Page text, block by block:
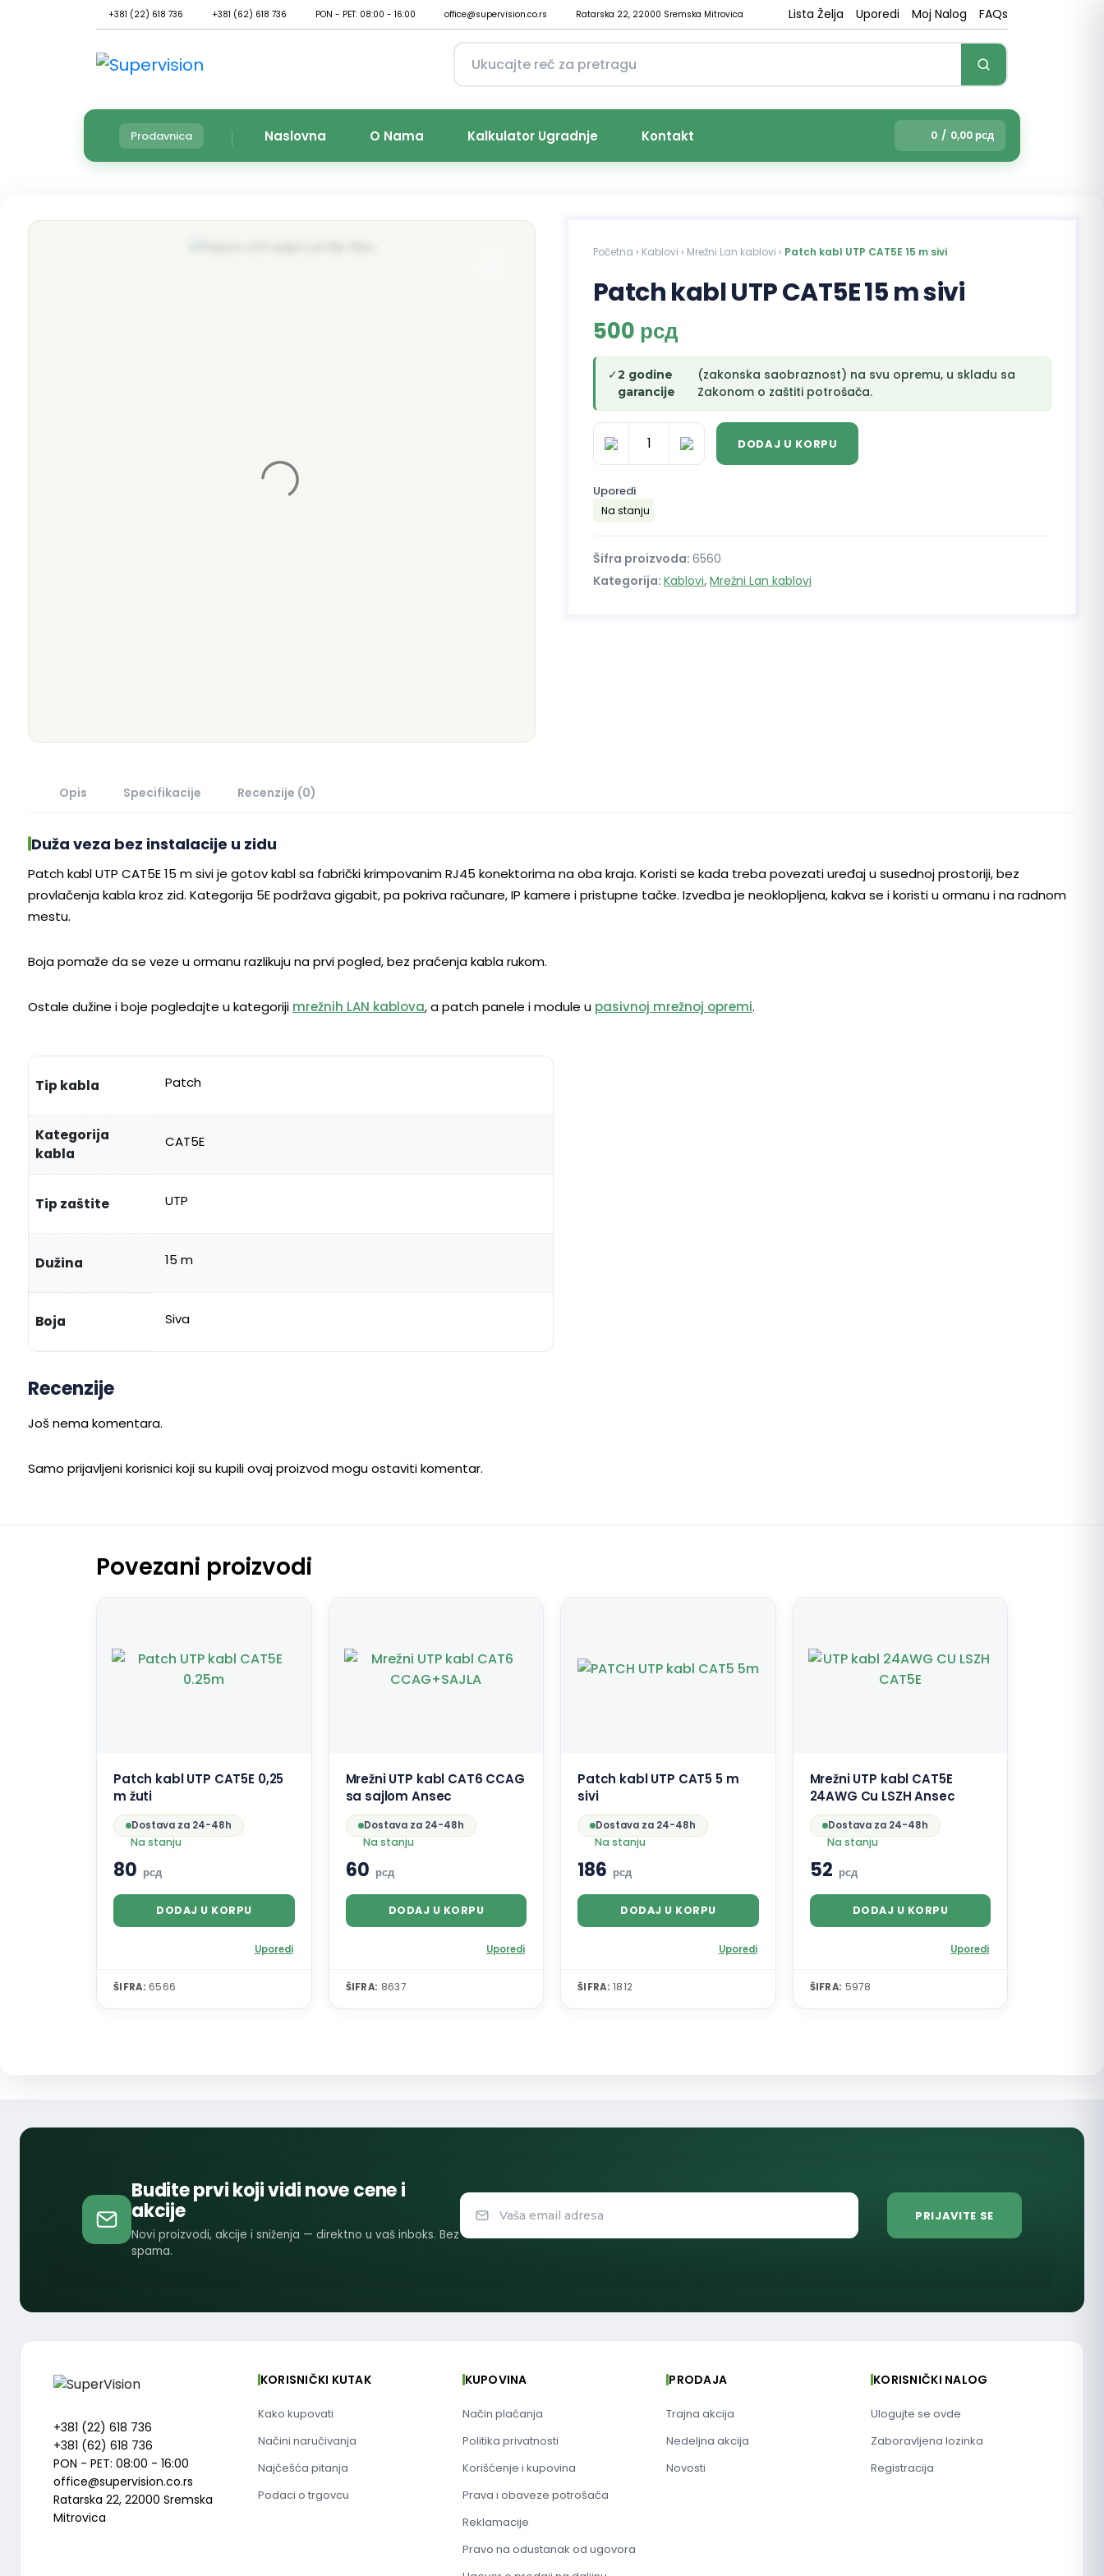
+381 (22) 618 736 +381 (62) 618 736 PON - PET: 08:00 - 16:00 office@supervision.co.rs Ratarska 22, 22000 Sremska Mitrovica Lista Želja Uporedi Moj Nalog FAQs
Prodavnica Naslovna O Nama Kalkulator Ugradnje Kontakt 0 / 0,00 рсд
Početna › Kablovi › Mrežni Lan kablovi › Patch kabl UTP CAT5E 15 m sivi
Patch kabl UTP CAT5E 15 m sivi
500 рсд
✓2 godine
garancije
(zakonska saobraznost) na svu opremu, u skladu sa
Zakonom o zaštiti potrošača.
Patch
kabl
UTP
CAT5E
sivi
količina
DODAJ U KORPU
Uporedi
Na stanju
Šifra proizvoda: 6560
Kategorija: Kablovi, Mrežni Lan kablovi
Opis Specifikacije Recenzije (0)
Duža veza bez instalacije u zidu
Patch kabl UTP CAT5E 15 m sivi je gotov kabl sa fabrički krimpovanim RJ45 konektorima na oba kraja. Koristi se kada treba povezati uređaj u susednoj prostoriji, bez
provlačenja kabla kroz zid. Kategorija 5E podržava gigabit, pa pokriva računare, IP kamere i pristupne tačke. Izvedba je neoklopljena, kakva se i koristi u ormanu i na radnom
mestu.
Boja pomaže da se veze u ormanu razlikuju na prvi pogled, bez praćenja kabla rukom.
Ostale dužine i boje pogledajte u kategoriji mrežnih LAN kablova, a patch panele i module u pasivnoj mrežnoj opremi.
Tip kabla Patch
Kategorija
kabla
CAT5E
Tip zaštite UTP
Dužina 15 m
Boja Siva
Recenzije
Još nema komentara.
Samo prijavljeni korisnici koji su kupili ovaj proizvod mogu ostaviti komentar.
Povezani proizvodi
Patch kabl UTP CAT5E 0,25
m žuti
Dostava za 24-48h
Na stanju
80 рсд
DODAJ U KORPU
Uporedi
ŠIFRA: 6566
Mrežni UTP kabl CAT6 CCAG
sa sajlom Ansec
Dostava za 24-48h
Na stanju
60 рсд
DODAJ U KORPU
Uporedi
ŠIFRA: 8637
Patch kabl UTP CAT5 5 m
sivi
Dostava za 24-48h
Na stanju
186 рсд
DODAJ U KORPU
Uporedi
ŠIFRA: 1812
Mrežni UTP kabl CAT5E
24AWG Cu LSZH Ansec
Dostava za 24-48h
Na stanju
52 рсд
DODAJ U KORPU
Uporedi
ŠIFRA: 5978
Budite prvi koji vidi nove cene i
akcije
Novi proizvodi, akcije i sniženja — direktno u vaš inboks. Bez
spama.
+381 (22) 618 736
+381 (62) 618 736
PON - PET: 08:00 - 16:00
office@supervision.co.rs
Ratarska 22, 22000 Sremska
Mitrovica
KORISNIČKI KUTAK
Kako kupovati
Načini naručivanja
Najčešća pitanja
Podaci o trgovcu
KUPOVINA
Način plaćanja
Politika privatnosti
Korišćenje i kupovina
Prava i obaveze potrošača
Reklamacije
Pravo na odustanak od ugovora
PRODAJA
Trajna akcija
Nedeljna akcija
Novosti
KORISNIČKI NALOG
Ulogujte se ovde
Zaboravljena lozinka
Registracija